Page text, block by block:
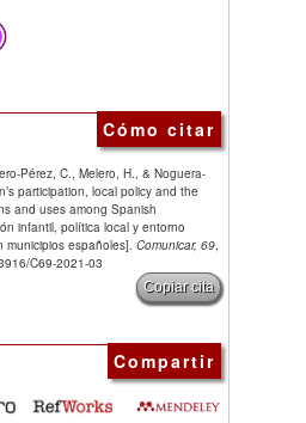
Cómo citar
Pérez, C., Melero, H., & Noguera-
participation, local policy and the
and uses among Spanish
infantil, política local y entorno
municipios españoles]. Comunicar, 69,
C69-2021-03
Copiar cita
Compartir